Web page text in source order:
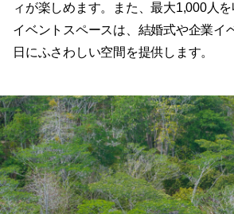
ィが楽しめます。また、最大1,000人
イベントスペースは、結婚式や企業イ
日にふさわしい空間を提供します。